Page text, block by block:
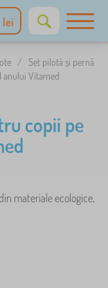
lei
/ Set pilotă și pernă
anului Vitamed
copii pe
materiale ecologice,